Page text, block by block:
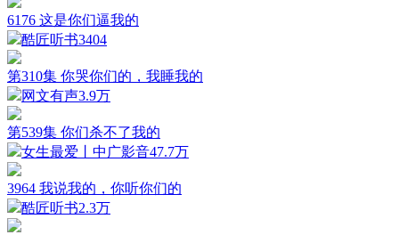
6176 这是你们逼我的
酷匠听书3404
第310集 你哭你们的，我睡我的
网文有声3.9万
第539集 你们杀不了我的
女生最爱丨中广影音47.7万
3964 我说我的，你听你们的
酷匠听书2.3万